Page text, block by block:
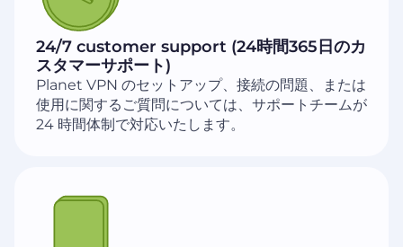
24/7 customer support (24時間365日のカ
スタマーサポート)
Planet VPN のセットアップ、接続の問題、または
使用に関するご質問については、サポートチームが
24 時間体制で対応いたします。